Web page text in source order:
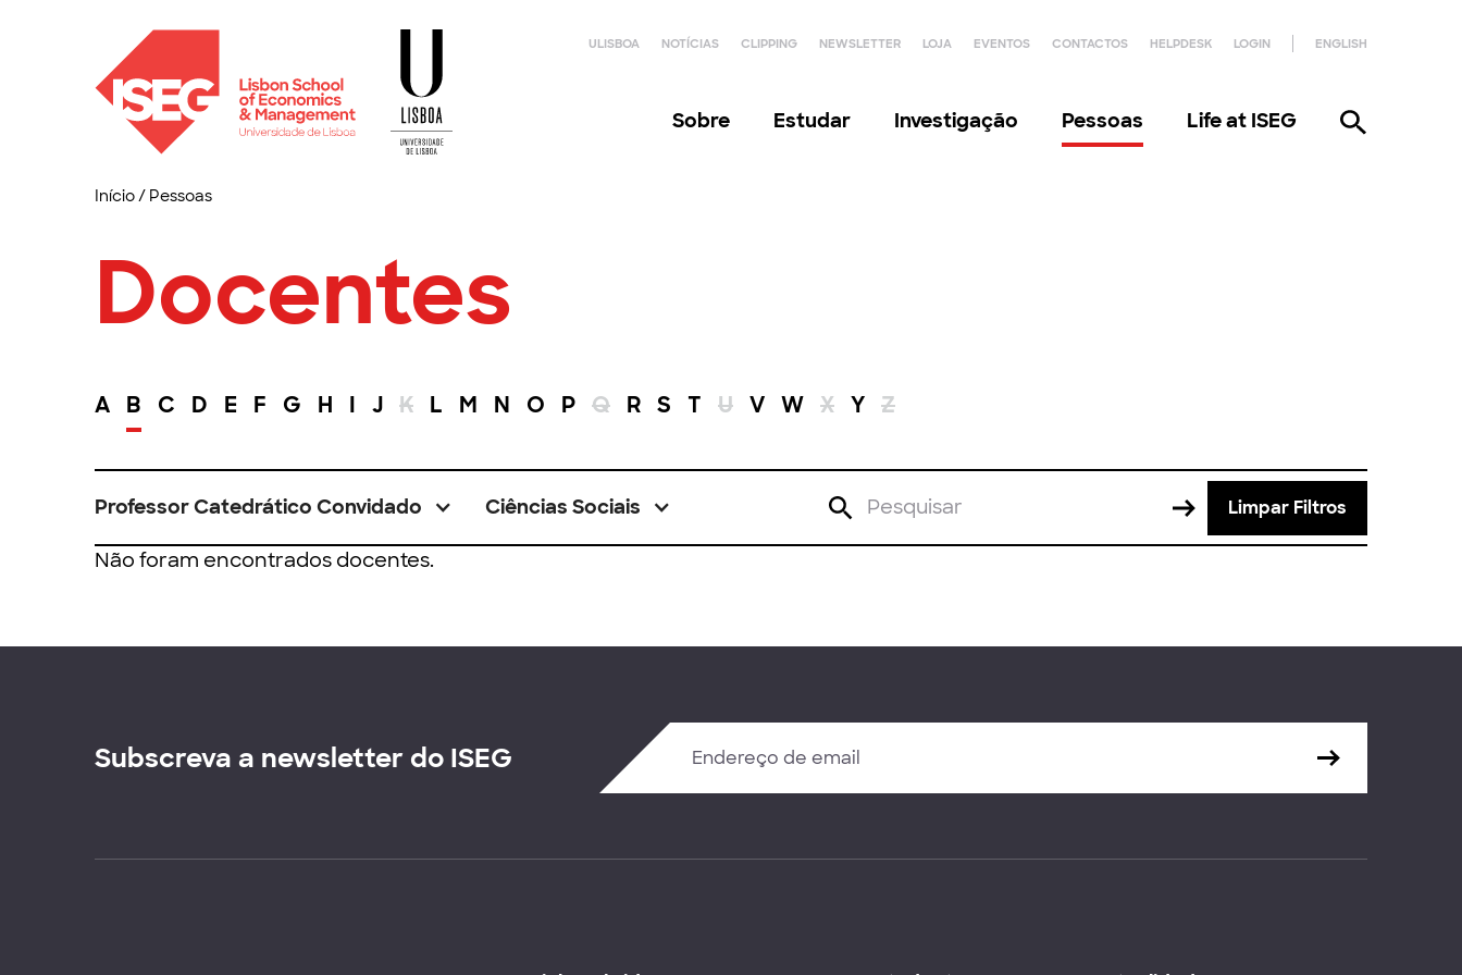
ULISBOA NOTÍCIAS CLIPPING NEWSLETTER LOJA EVENTOS CONTACTOS HELPDESK LOGIN ENGLISH
Sobre Estudar Investigação Pessoas Life at ISEG
Início/ Pessoas
Docentes
A B C D E F G H I J K L M N O P Q R S T U V W X Y Z
Professor Catedrático Convidado Ciências Sociais Limpar Filtros
Não foram encontrados docentes.
Subscreva a newsletter do ISEG